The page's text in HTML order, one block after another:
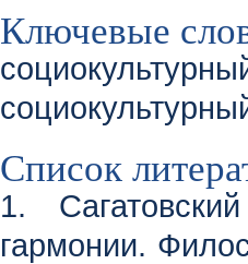
Ключевые
Список
1.
гармонии.